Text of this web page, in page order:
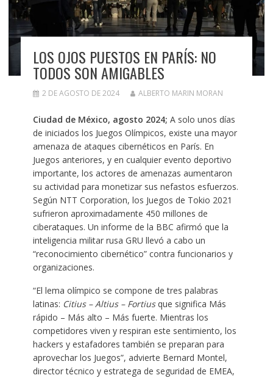
LOS OJOS PUESTOS EN PARÍS: NO
TODOS SON AMIGABLES
2 DE AGOSTO DE 2024 ALBERTO MARIN MORAN
Ciudad de México, agosto 2024; A solo unos días
de iniciados los Juegos Olímpicos, existe una mayor
amenaza de ataques cibernéticos en París. En
Juegos anteriores, y en cualquier evento deportivo
importante, los actores de amenazas aumentaron
su actividad para monetizar sus nefastos esfuerzos.
Según NTT Corporation, los Juegos de Tokio 2021
sufrieron aproximadamente 450 millones de
ciberataques. Un informe de la BBC afirmó que la
inteligencia militar rusa GRU llevó a cabo un
“reconocimiento cibernético” contra funcionarios y
organizaciones.
“El lema olímpico se compone de tres palabras
latinas: Citius – Altius – Fortiusque significa Más
rápido – Más alto – Más fuerte. Mientras los
competidores viven y respiran este sentimiento, los
hackers y estafadores también se preparan para
aprovechar los Juegos”, advierte Bernard Montel,
director técnico y estratega de seguridad de EMEA,